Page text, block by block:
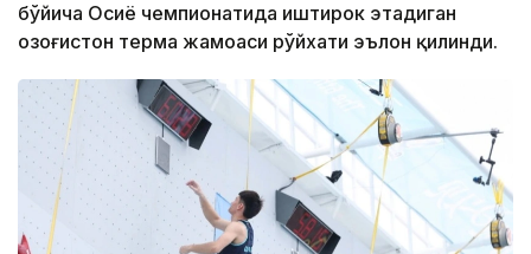
бўйича Осиё чемпионатида иштирок этадиган
Қозоғистон терма жамоаси рўйхати эълон қилинди.